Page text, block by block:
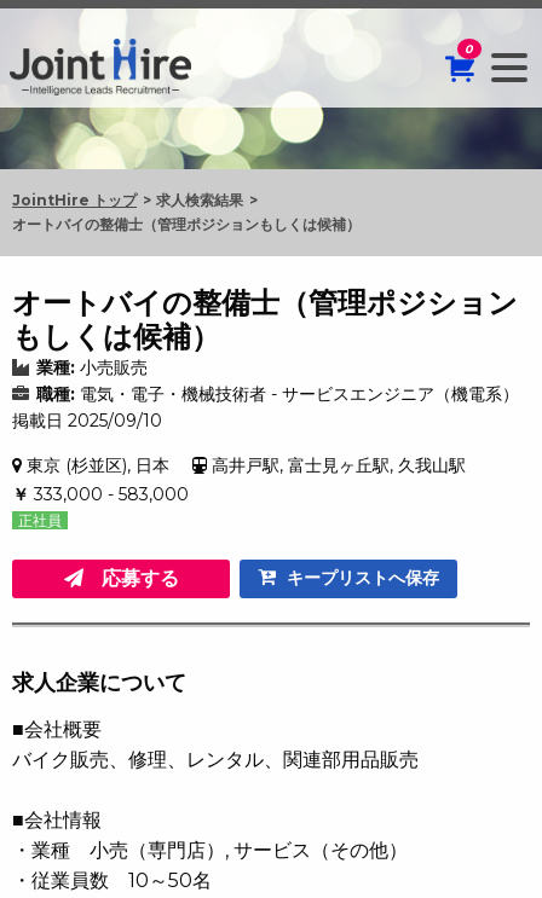
0
JointHire トップ
求人検索結果
オートバイの整備士（管理ポジションもしくは候補）
オートバイの整備士（管理ポジション
もしくは候補）
業種: 小売販売
職種: 電気・電子・機械技術者 - サービスエンジニア（機電系）
掲載日 2025/09/10
東京 (杉並区), 日本
高井戸駅, 富士見ヶ丘駅, 久我山駅
￥ 333,000 - 583,000
正社員
応募する キープリストへ保存
求人企業について
■会社概要
バイク販売、修理、レンタル、関連部用品販売
■会社情報
・業種 小売（専門店）, サービス（その他）
・従業員数 10～50名